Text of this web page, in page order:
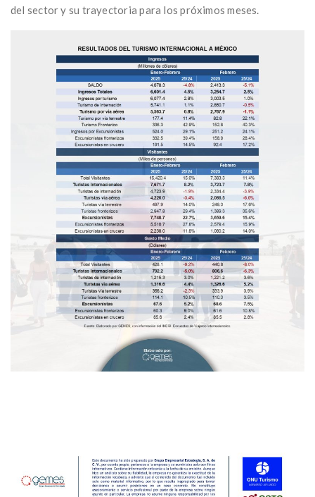
del sector y su trayectoria para los próximos meses.